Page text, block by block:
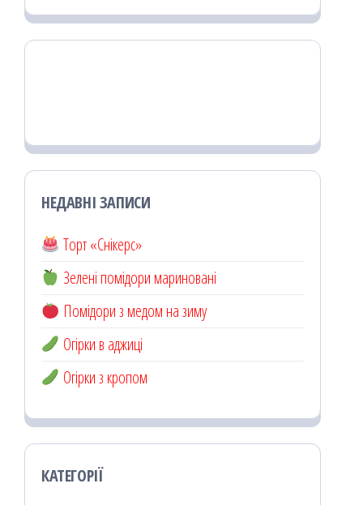
НЕДАВНІ ЗАПИСИ
Торт «Снікерс»
Зелені помідори мариновані
Помідори з медом на зиму
Огірки в аджиці
Огірки з кропом
КАТЕГОРІЇ